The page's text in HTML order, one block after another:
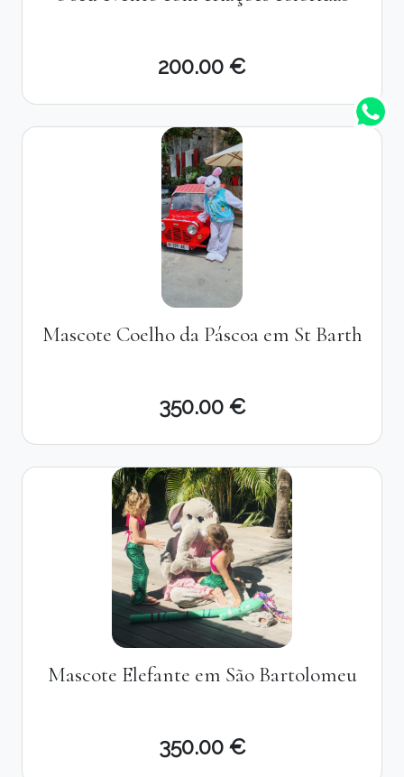
200.00 €
Mascote Coelho da Páscoa em St Barth
350.00 €
Mascote Elefante em São Bartolomeu
350.00 €